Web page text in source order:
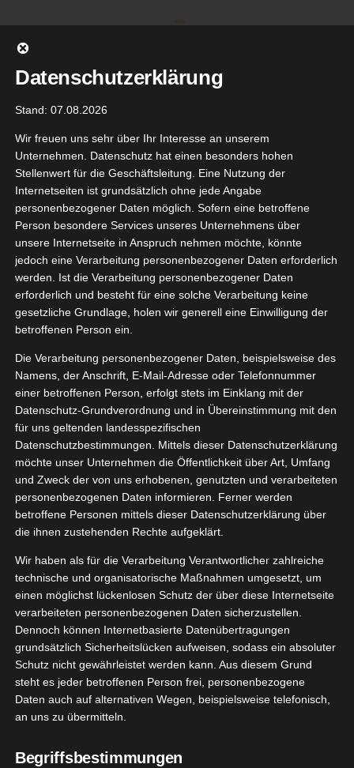
springen
Gehe zu ...
03, 2026
Color-
Haushalt
Waschmittel
Persil Color-und Universal Pulver
März 6, 2026 | Alltagshelfer,Haushalt,Produktvorstellungen,
Reinigung
Waschmittel
6
03, 2026
Haushalt
Küche
Zewa Wisch&Weg
Produktvorstellungen,Reinigung
Datenschutzerklärung
Stand: 07.08.2026
Wir freuen uns sehr über Ihr Interesse an unserem
Unternehmen. Datenschutz hat einen besonders hohen
Stellenwert für die Geschäftsleitung. Eine Nutzung der
Internetseiten ist grundsätzlich ohne jede Angabe
personenbezogener Daten möglich. Sofern eine betroffene
Person besondere Services unseres Unternehmens über
unsere Internetseite in Anspruch nehmen möchte, könnte
jedoch eine Verarbeitung personenbezogener Daten erforderlich
werden. Ist die Verarbeitung personenbezogener Daten
erforderlich und besteht für eine solche Verarbeitung keine
gesetzliche Grundlage, holen wir generell eine Einwilligung der
betroffenen Person ein.
Die Verarbeitung personenbezogener Daten, beispielsweise des
Namens, der Anschrift, E-Mail-Adresse oder Telefonnummer
einer betroffenen Person, erfolgt stets im Einklang mit der
Datenschutz-Grundverordnung und in Übereinstimmung mit den
für uns geltenden landesspezifischen
Datenschutzbestimmungen. Mittels dieser Datenschutzerklärung
möchte unser Unternehmen die Öffentlichkeit über Art, Umfang
und Zweck der von uns erhobenen, genutzten und verarbeiteten
personenbezogenen Daten informieren. Ferner werden
betroffene Personen mittels dieser Datenschutzerklärung über
die ihnen zustehenden Rechte aufgeklärt.
Wir haben als für die Verarbeitung Verantwortlicher zahlreiche
technische und organisatorische Maßnahmen umgesetzt, um
einen möglichst lückenlosen Schutz der über diese Internetseite
verarbeiteten personenbezogenen Daten sicherzustellen.
Dennoch können Internetbasierte Datenübertragungen
grundsätzlich Sicherheitslücken aufweisen, sodass ein absoluter
Schutz nicht gewährleistet werden kann. Aus diesem Grund
steht es jeder betroffenen Person frei, personenbezogene
Daten auch auf alternativen Wegen, beispielsweise telefonisch,
an uns zu übermitteln.
Begriffsbestimmungen